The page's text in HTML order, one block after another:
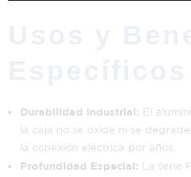
Durabilidad Industrial: El
la caja no se oxide ni se
la conexión eléctrica por años.
Profundidad Especial: La serie